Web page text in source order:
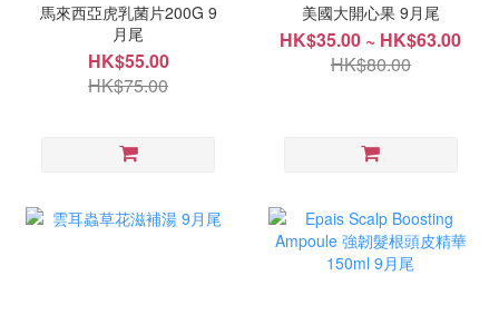
馬來西亞虎乳菌片200G 9
月尾
HK$55.00
HK$75.00
美國大開心果 9月尾
HK$35.00 ~ HK$63.00
HK$80.00